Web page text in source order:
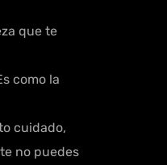
que te
como la
cuidado,
no puedes